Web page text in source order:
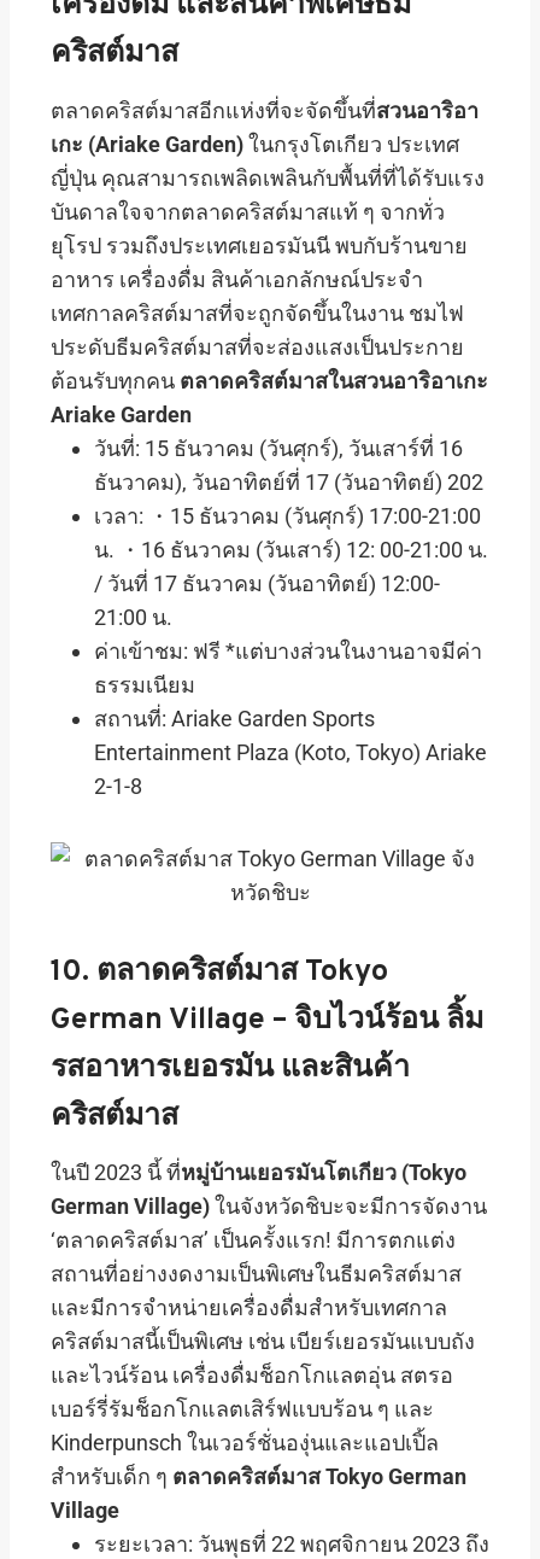
คริสต์มาส
ตลาดคริสต์มาสอีกแห่งที่จะจัดขึ้นที่สวนอาริอา
เกะ (Ariake Garden)ในกรุงโตเกียว ประเทศ
ญี่ปุ่น คุณสามารถเพลิดเพลินกับพื้นที่ที่ได้รับแรง
บันดาลใจจากตลาดคริสต์มาสแท้ ๆ จากทั่ว
ยุโรป รวมถึงประเทศเยอรมันนี พบกับร้านขาย
อาหาร เครื่องดื่ม สินค้าเอกลักษณ์ประจำ
เทศกาลคริสต์มาสที่จะถูกจัดขึ้นในงาน ชมไฟ
ประดับธีมคริสต์มาสที่จะส่องแสงเป็นประกาย
ต้อนรับทุกคน ตลาดคริสต์มาสในสวนอาริอาเกะ
Ariake Garden
วันที่: 15 ธันวาคม (วันศุกร์), วันเสาร์ที่ 16
ธันวาคม), วันอาทิตย์ที่ 17 (วันอาทิตย์) 202
เวลา: ・15 ธันวาคม (วันศุกร์) 17:00-21:00
น. ・16 ธันวาคม (วันเสาร์) 12: 00-21:00 น.
/ วันที่ 17 ธันวาคม (วันอาทิตย์) 12:00-
21:00 น.
ค่าเข้าชม: ฟรี *แต่บางส่วนในงานอาจมีค่า
ธรรมเนียม
สถานที่: Ariake Garden Sports
Entertainment Plaza (Koto, Tokyo) Ariake
2-1-8
10. ตลาดคริสต์มาส Tokyo
German Village – จิบไวน์ร้อน ลิ้ม
รสอาหารเยอรมัน และสินค้า
คริสต์มาส
ในปี 2023 นี้ ที่หมู่บ้านเยอรมันโตเกียว (Tokyo
German Village)ในจังหวัดชิบะจะมีการจัดงาน
‘ตลาดคริสต์มาส’ เป็นครั้งแรก! มีการตกแต่ง
สถานที่อย่างงดงามเป็นพิเศษในธีมคริสต์มาส
และมีการจำหน่ายเครื่องดื่มสำหรับเทศกาล
คริสต์มาสนี้เป็นพิเศษ เช่น เบียร์เยอรมันแบบถัง
และไวน์ร้อน เครื่องดื่มช็อกโกแลตอุ่น สตรอ
เบอร์รี่รัมช็อกโกแลตเสิร์ฟแบบร้อน ๆ และ
Kinderpunsch ในเวอร์ชั่นองุ่นและแอปเปิ้ล
สำหรับเด็ก ๆ ตลาดคริสต์มาส Tokyo German
Village
ระยะเวลา: วันพุธที่ 22 พฤศจิกายน 2023 ถึง